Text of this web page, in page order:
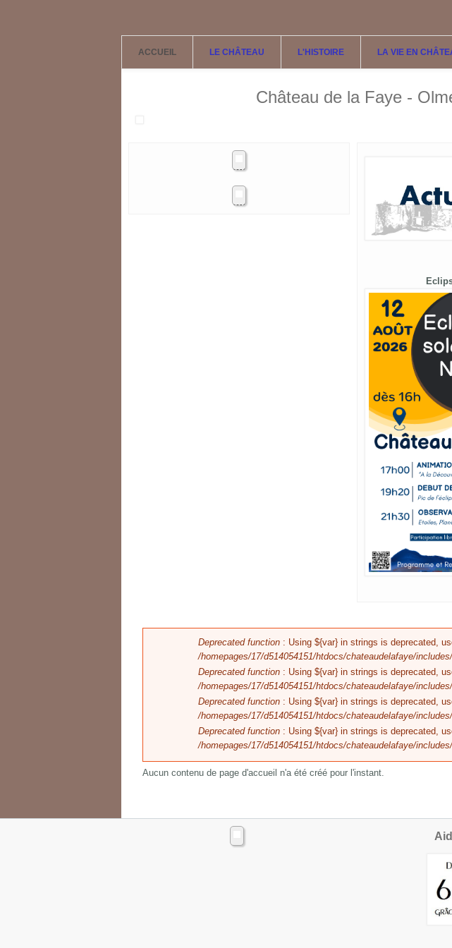
ACCUEIL LE CHÂTEAU L'HISTOIRE LA VIE EN
Château de la Faye -
Message d'erreur
Deprecated function : Using ${var} in strings is deprecated,
/homepages/17/d514054151/htdocs/chateaudelafaye/
Deprecated function : Using ${var} in strings is deprecated,
/homepages/17/d514054151/htdocs/chateaudelafaye/
Deprecated function : Using ${var} in strings is deprecated,
/homepages/17/d514054151/htdocs/chateaudelafaye/
Deprecated function : Using ${var} in strings is deprecated,
/homepages/17/d514054151/htdocs/chateaudelafaye/
Aucun contenu de page d'accueil n'a été créé pour l'instant.